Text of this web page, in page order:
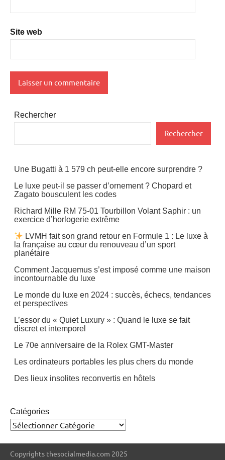
Site web
Rechercher
Rechercher
Une Bugatti à 1 579 ch peut-elle encore surprendre ?
Le luxe peut-il se passer d’ornement ? Chopard et
Zagato bousculent les codes
Richard Mille RM 75-01 Tourbillon Volant Saphir : un
exercice d’horlogerie extrême
LVMH fait son grand retour en Formule 1 : Le luxe à
la française au cœur du renouveau d’un sport
planétaire
Comment Jacquemus s’est imposé comme une maison
incontournable du luxe
Le monde du luxe en 2024 : succès, échecs, tendances
et perspectives
L’essor du « Quiet Luxury » : Quand le luxe se fait
discret et intemporel
Le 70e anniversaire de la Rolex GMT-Master
Les ordinateurs portables les plus chers du monde
Des lieux insolites reconvertis en hôtels
Catégories
Copyrights thesocialmedia.com 2025